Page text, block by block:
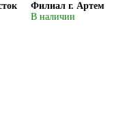
Филиал г. Артем
В наличии